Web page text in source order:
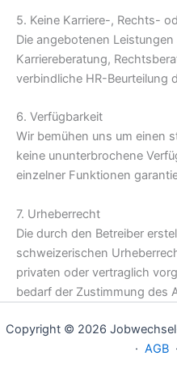
5. Keine Karriere-, Rechts-
Die angebotenen
Karriereberatung,
verbindliche HR-Beurteilung
6. Verfügbarkeit
Wir bemühen uns um einen
keine ununterbrochene
einzelner Funktionen
7. Urheberrecht
Die durch den Betreiber
schweizerischen
privaten oder vertraglich
bedarf der Zustimmung des
Copyright © 2026
· AGB·